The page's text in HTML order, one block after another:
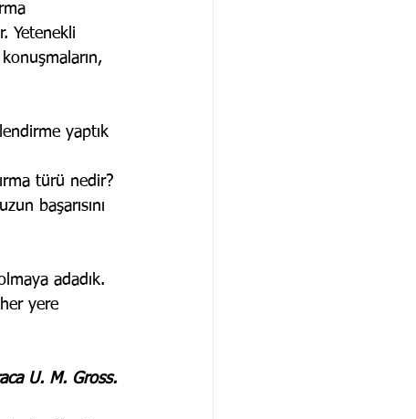
Yetenekli
yaptık
türü nedir?
başarısını
adadık.
yere
U. M. Gross.